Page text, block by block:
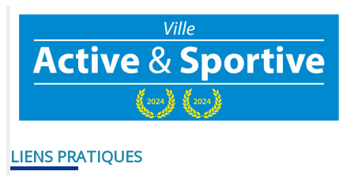
LIENS PRATIQUES